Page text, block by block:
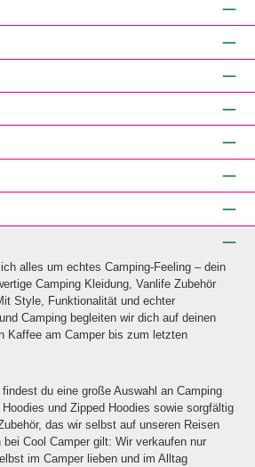
alles um echtes Camping-Feeling – dein
Camping Kleidung, Vanlife Zubehör
Style, Funktionalität und echter
Camping begleiten wir dich auf deinen
Kaffee am Camper bis zum letzten
findest du eine große Auswahl an Camping
und Zipped Hoodies sowie sorgfältig
das wir selbst auf unseren Reisen
Cool Camper gilt: Wir verkaufen nur
im Camper lieben und im Alltag